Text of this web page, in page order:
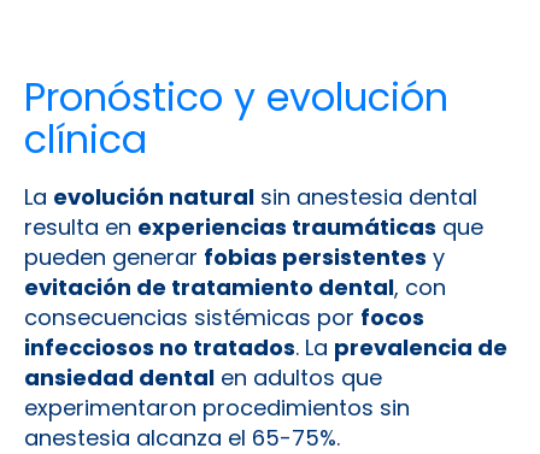
Pronóstico y evolución
clínica
La evolución natural sin anestesia dental
resulta en experiencias traumáticas que
pueden generar fobias persistentes y
evitación de tratamiento dental, con
consecuencias sistémicas por focos
infecciosos no tratados. La prevalencia de
ansiedad dental en adultos que
experimentaron procedimientos sin
anestesia alcanza el 65-75%.